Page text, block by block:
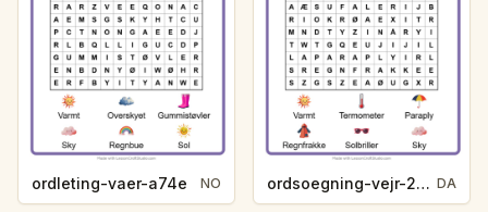
ordleting-vaer-a74e NO ordsoegning-vejr-2745 DA